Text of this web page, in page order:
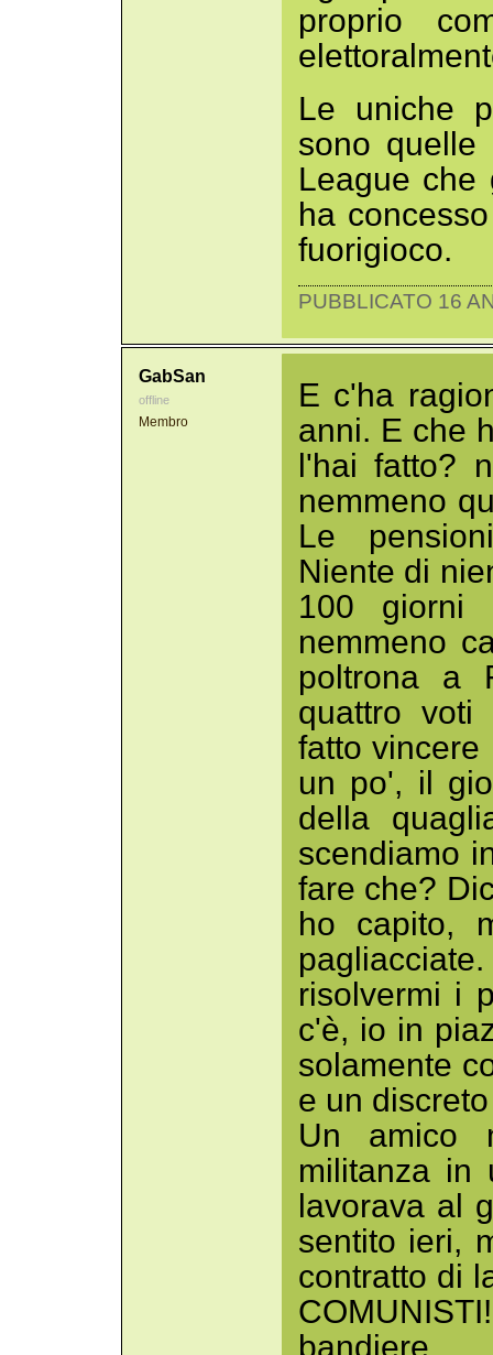
proprio
Le uniche
sono quelle
League che
ha
fuorigioco.
PUBBLICATO 16
GabSan
offline
Membro
E c'ha
anni. E che
l'hai fatto?
nemmeno
Le
Niente di
100 giorni
nemmeno
poltrona a
quattro
fatto
un po', il
della
scendiamo
fare che?
ho capito,
risolvermi i
c'è, io in
solamente
e un
Un amico
militanza in
lavorava al
sentito ieri,
contratto di